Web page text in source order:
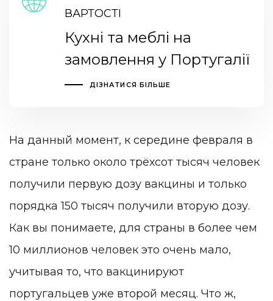
ВАРТОСТІ
Кухні та меблі на
замовлення у Португалії
ДІЗНАТИСЯ БІЛЬШЕ
На данный момент, к середине февраля в
стране только около трёхсот тысяч человек
получили первую дозу вакцины и только
порядка 150 тысяч получили вторую дозу.
Как вы понимаете, для страны в более чем
10 миллионов человек это очень мало,
учитывая то, что вакцинируют
португальцев уже второй месяц. Что ж,